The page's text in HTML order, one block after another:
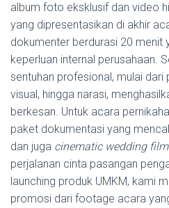
album foto eksklusif dan video
yang dipresentasikan di akhir
dokumenter berdurasi 20 menit
keperluan internal perusahaan.
sentuhan profesional, mulai dari
visual, hingga narasi,
berkesan. Untuk acara
paket dokumentasi yang
dan juga cinematic wedding film
perjalanan cinta pasangan
launching produk UMKM, kami
promosi dari footage acara